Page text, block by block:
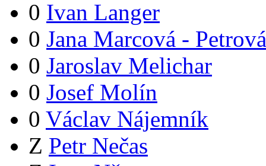
0 Ivan Langer
0 Jana Marcová - Petrová
0 Jaroslav Melichar
0 Josef Molín
0 Václav Nájemník
Z Petr Nečas